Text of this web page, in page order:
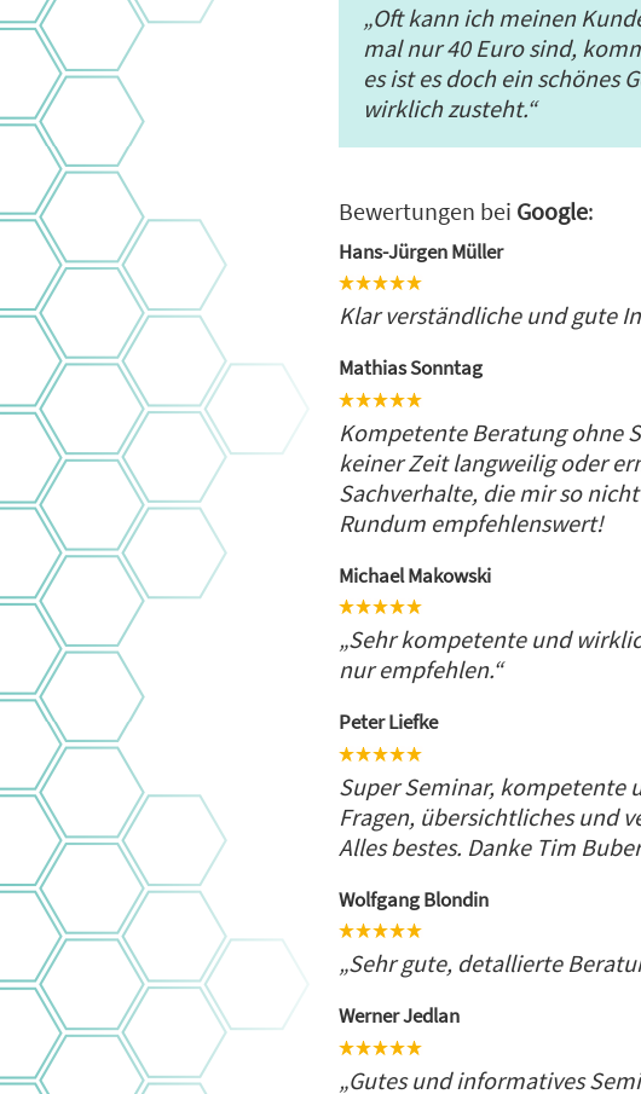
„Oft kann ich meinen
mal nur 40 Euro sind,
es ist es doch ein schönes
wirklich zusteht.“
Bewertungen bei Google:
Hans-Jürgen Müller
Klar verständliche und gute
Mathias Sonntag
Kompetente Beratung ohne
keiner Zeit langweilig oder
Sachverhalte, die mir so
Rundum empfehlenswert!
Michael Makowski
„Sehr kompetente und
nur empfehlen.“
Peter Liefke
Super Seminar, kompetente
Fragen, übersichtliches und
Alles bestes. Danke Tim
Wolfgang Blondin
„Sehr gute, detallierte
Werner Jedlan
„Gutes und informatives